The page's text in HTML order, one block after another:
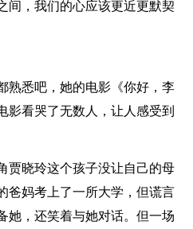
间，我们的心应该更近更默契
熟悉吧，她的电影《你好，李
影看哭了无数人，让人感受到
贾晓玲这个孩子没让自己的母
爸妈考上了一所大学，但谎言
她，还笑着与她对话。但一场